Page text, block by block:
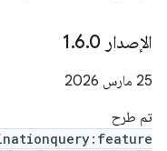
الإصدار 1 .6.0
‫25 مارس 2026
تم طرح